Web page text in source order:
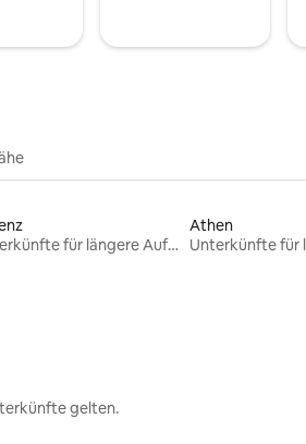
Unterkünfte für längere Aufenthalte
Athen
gelten.